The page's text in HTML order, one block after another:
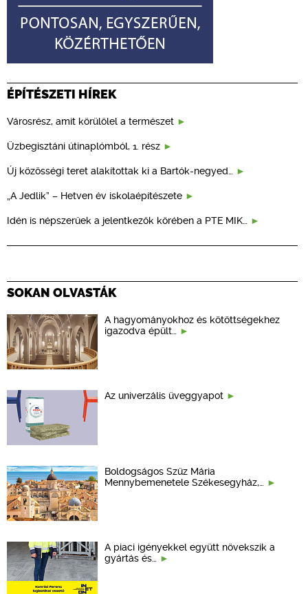
ÉPÍTÉSZETI HÍREK
Városrész, amit körülölel a természet
Üzbegisztáni útinaplómból, 1. rész
Új közösségi teret alakítottak ki a Bartók-negyed…
„A Jedlik” – Hetven év iskolaépítészete
Idén is népszerűek a jelentkezők körében a PTE MIK…
SOKAN OLVASTÁK
A hagyományokhoz és kötöttségekhez
igazodva épült…
Az univerzális üveggyapot
Boldogságos Szűz Mária
Mennybemenetele Székesegyház,…
A piaci igényekkel együtt növekszik a
gyártás és…